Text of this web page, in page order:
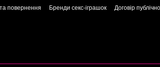
повернення Бренди секс-іграшок Договір